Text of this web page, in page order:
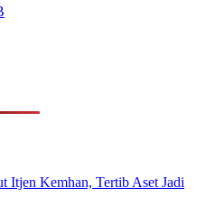
Itjen Kemhan, Tertib Aset Jadi